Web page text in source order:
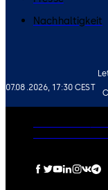
07.08.2026, 17:30 CEST
Nachhaltigkeit